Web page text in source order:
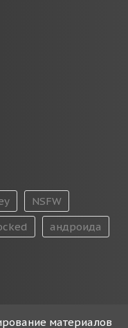
NSFW
андроида
материалов